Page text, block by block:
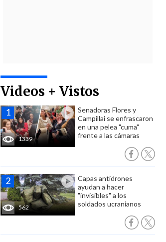
Videos + Vistos
1339
Senadoras Flores y
Campillai se enfrascaron
en una pelea "cuma"
frente a las cámaras
562
Capas antidrones
ayudan a hacer
"invisibles" a los
soldados ucranianos